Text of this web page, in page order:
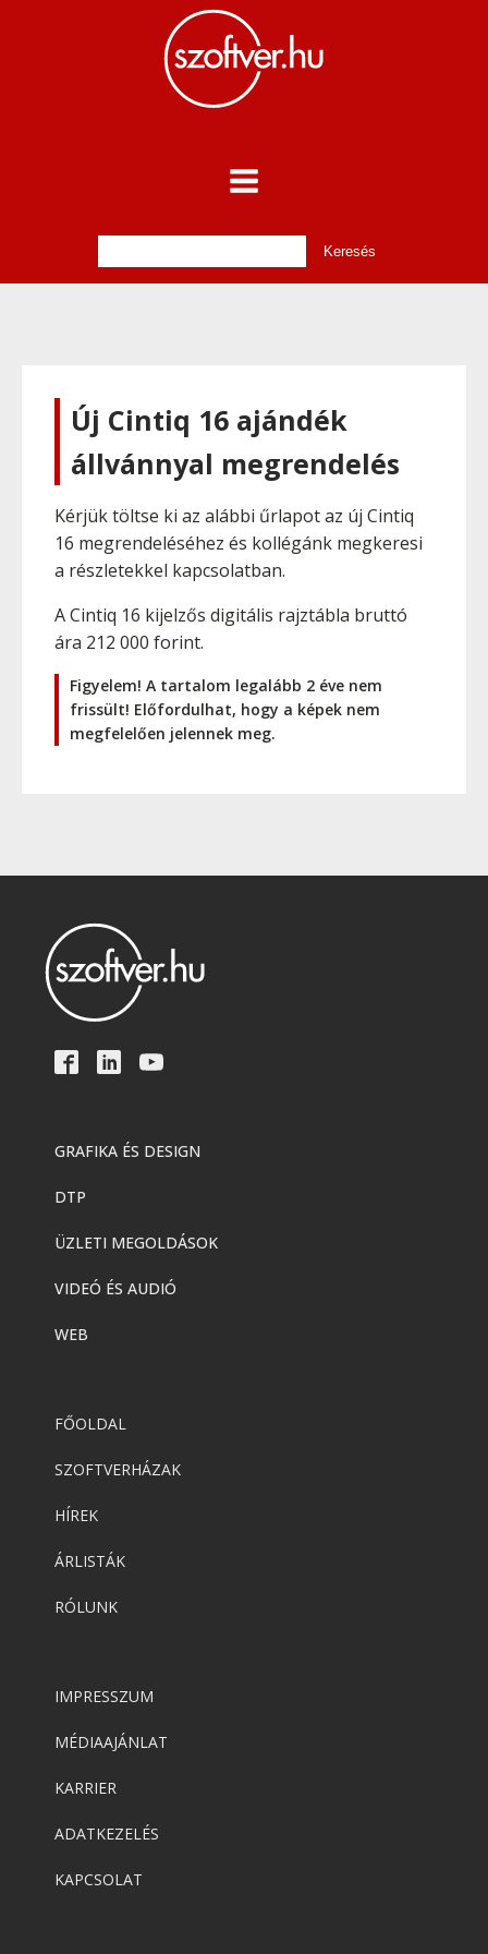
Új Cintiq 16 ajándék
állvánnyal megrendelés
Kérjük töltse ki az alábbi űrlapot az új Cintiq
16 megrendeléséhez és kollégánk megkeresi
a részletekkel kapcsolatban.
A Cintiq 16 kijelzős digitális rajztábla bruttó
ára 212 000 forint.
Figyelem! A tartalom legalább 2 éve nem
frissült! Előfordulhat, hogy a képek nem
megfelelően jelennek meg.
GRAFIKA ÉS DESIGN
DTP
ÜZLETI MEGOLDÁSOK
VIDEÓ ÉS AUDIÓ
WEB
FŐOLDAL
SZOFTVERHÁZAK
HÍREK
ÁRLISTÁK
RÓLUNK
IMPRESSZUM
MÉDIAAJÁNLAT
KARRIER
ADATKEZELÉS
KAPCSOLAT